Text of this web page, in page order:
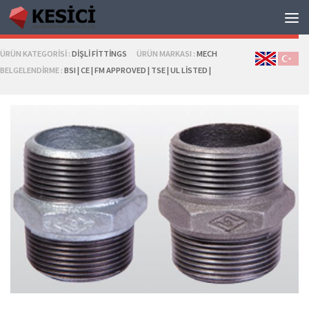
DIŞLI NIPEL
ÜRÜN KATEGORISI : DIŞLI FITTINGS ÜRÜN MARKASI : MECH
BELGELENDIRME : BSI | CE | FM APPROVED | TSE | UL LISTED |